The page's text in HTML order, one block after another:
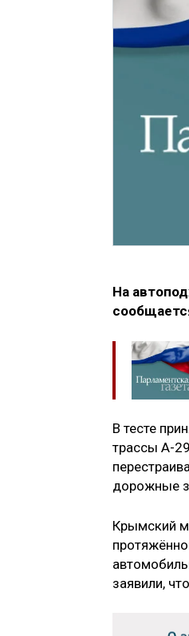
На
В тесте
трассы А-
дорожные
Крымский
заявили,